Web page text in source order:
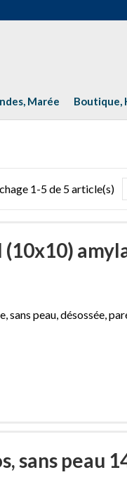
Marée Boutique,
1-5 de 5 article(s)
sans peau, désossée,
sans peau